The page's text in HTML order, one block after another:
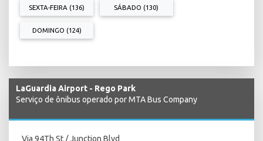
SEXTA-FEIRA (136) SÁBADO (130)
DOMINGO (124)
LaGuardia Airport - Rego Park
Serviço de ônibus operado por MTA Bus Company
Via 94Th St / Junction Blvd